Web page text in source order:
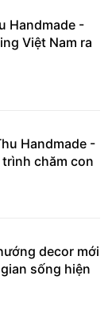
Handmade -
Việt Nam ra
Handmade -
chăm con
decor mới
sống hiện